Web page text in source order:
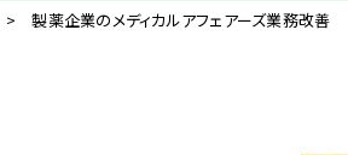
>製薬企業のメディカルアフェアーズ業務改善